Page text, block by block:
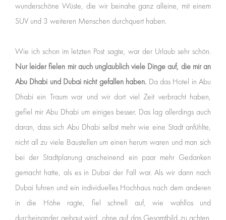
wunderschöne Wüste, die wir beinahe ganz alleine, mit einem
SUV und 3 weiteren Menschen durchquert haben.
Wie ich schon im letzten Post sagte, war der Urlaub sehr schön.
Nur leider fielen mir auch unglaublich viele Dinge auf, die mir an
Abu Dhabi und Dubai nicht gefallen haben. Da das Hotel in Abu
Dhabi ein Traum war und wir dort viel Zeit verbracht haben,
gefiel mir Abu Dhabi um einiges besser. Das lag allerdings auch
daran, dass sich Abu Dhabi selbst mehr wie eine Stadt anfühlte,
nicht all zu viele Baustellen um einen herum waren und man sich
bei der Stadtplanung anscheinend ein paar mehr Gedanken
gemacht hatte, als es in Dubai der Fall war. Als wir dann nach
Dubai fuhren und ein individuelles Hochhaus nach dem anderen
in die Höhe ragte, fiel schnell auf, wie wahllos und